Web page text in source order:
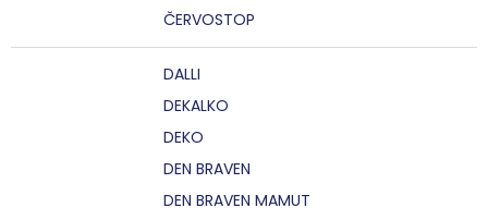
ČERVOSTOP
DALLI
DEKALKO
DEKO
DEN BRAVEN
DEN BRAVEN MAMUT